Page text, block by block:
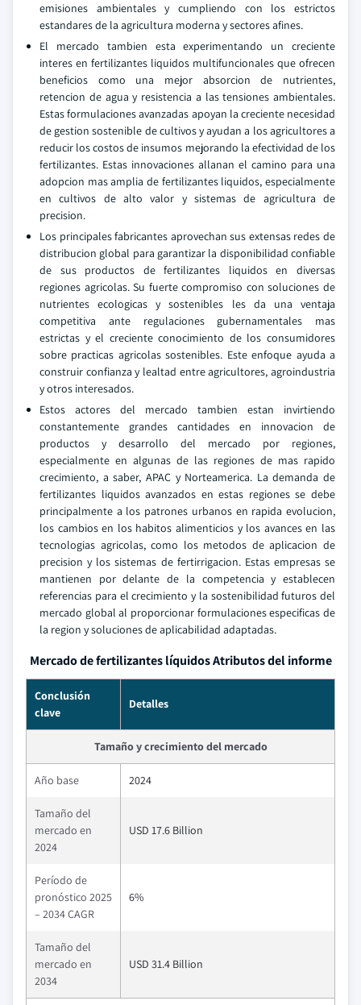
emisiones ambientales y cumpliendo con los estrictos
estandares de la agricultura moderna y sectores afines.
El mercado tambien esta experimentando un creciente
interes en fertilizantes liquidos multifuncionales que ofrecen
beneficios como una mejor absorcion de nutrientes,
retencion de agua y resistencia a las tensiones ambientales.
Estas formulaciones avanzadas apoyan la creciente necesidad
de gestion sostenible de cultivos y ayudan a los agricultores a
reducir los costos de insumos mejorando la efectividad de los
fertilizantes. Estas innovaciones allanan el camino para una
adopcion mas amplia de fertilizantes liquidos, especialmente
en cultivos de alto valor y sistemas de agricultura de
precision.
Los principales fabricantes aprovechan sus extensas redes de
distribucion global para garantizar la disponibilidad confiable
de sus productos de fertilizantes liquidos en diversas
regiones agricolas. Su fuerte compromiso con soluciones de
nutrientes ecologicas y sostenibles les da una ventaja
competitiva ante regulaciones gubernamentales mas
estrictas y el creciente conocimiento de los consumidores
sobre practicas agricolas sostenibles. Este enfoque ayuda a
construir confianza y lealtad entre agricultores, agroindustria
y otros interesados.
Estos actores del mercado tambien estan invirtiendo
constantemente grandes cantidades en innovacion de
productos y desarrollo del mercado por regiones,
especialmente en algunas de las regiones de mas rapido
crecimiento, a saber, APAC y Norteamerica. La demanda de
fertilizantes liquidos avanzados en estas regiones se debe
principalmente a los patrones urbanos en rapida evolucion,
los cambios en los habitos alimenticios y los avances en las
tecnologias agricolas, como los metodos de aplicacion de
precision y los sistemas de fertirrigacion. Estas empresas se
mantienen por delante de la competencia y establecen
referencias para el crecimiento y la sostenibilidad futuros del
mercado global al proporcionar formulaciones especificas de
la region y soluciones de aplicabilidad adaptadas.
Mercado de fertilizantes líquidos Atributos del informe
Conclusión
clave
Detalles
Tamaño y crecimiento del mercado
Año base 2024
Tamaño del
mercado en
2024
USD 17.6 Billion
Período de
pronóstico 2025
– 2034 CAGR
6%
Tamaño del
mercado en
2034
USD 31.4 Billion